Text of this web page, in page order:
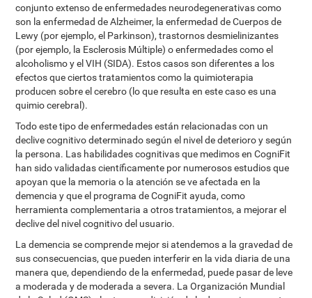
conjunto extenso de enfermedades neurodegenerativas como
son la enfermedad de Alzheimer, la enfermedad de Cuerpos de
Lewy (por ejemplo, el Parkinson), trastornos desmielinizantes
(por ejemplo, la Esclerosis Múltiple) o enfermedades como el
alcoholismo y el VIH (SIDA). Estos casos son diferentes a los
efectos que ciertos tratamientos como la quimioterapia
producen sobre el cerebro (lo que resulta en este caso es una
quimio cerebral).
Todo este tipo de enfermedades están relacionadas con un
declive cognitivo determinado según el nivel de deterioro y según
la persona. Las habilidades cognitivas que medimos en CogniFit
han sido validadas científicamente por numerosos estudios que
apoyan que la memoria o la atención se ve afectada en la
demencia y que el programa de CogniFit ayuda, como
herramienta complementaria a otros tratamientos, a mejorar el
declive del nivel cognitivo del usuario.
La demencia se comprende mejor si atendemos a la gravedad de
sus consecuencias, que pueden interferir en la vida diaria de una
manera que, dependiendo de la enfermedad, puede pasar de leve
a moderada y de moderada a severa. La Organización Mundial